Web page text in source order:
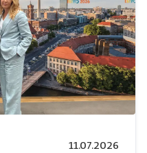
11.07.2026